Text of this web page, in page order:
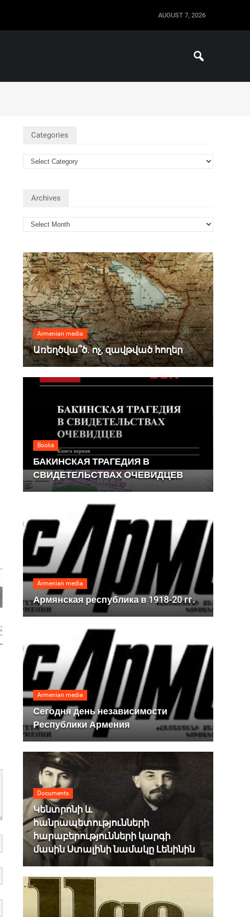
AUGUST 7, 2026
Categories
Archives
Armenian media
Առեղծվա՞ծ. ոչ, զավթված հողեր
Books
БАКИНСКАЯ ТРАГЕДИЯ В
СВИДЕТЕЛЬСТВАХ ОЧЕВИДЦЕВ
Armenian media
Армянская республика в 1918-20 гг.
Armenian media
Сегодня день независимости
Республики Армения
Documents
Կենտրոնի և
հանրապետությունների
հարաբերությունների կարգի
մասին Ստալինի նամակը Լենինին